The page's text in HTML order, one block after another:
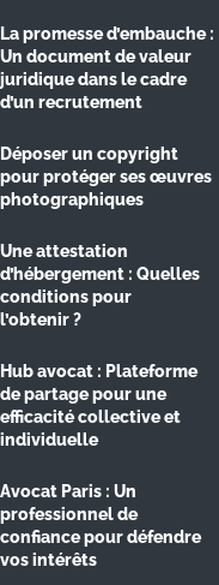
La promesse d’embauche :
Un document de valeur
juridique dans le cadre
d’un recrutement
Déposer un copyright
pour protéger ses œuvres
photographiques
Une attestation
d’hébergement : Quelles
conditions pour
l’obtenir ?
Hub avocat : Plateforme
de partage pour une
efficacité collective et
individuelle
Avocat Paris : Un
professionnel de
confiance pour défendre
vos intérêts